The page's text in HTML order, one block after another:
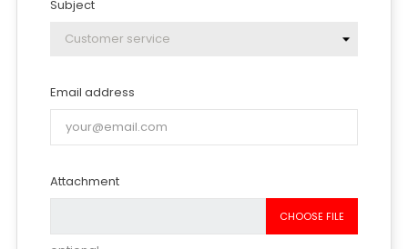
Subject
Email address
Attachment
CHOOSE FILE